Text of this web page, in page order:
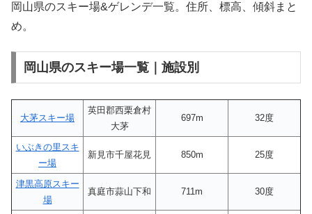
岡山県のスキー場&ゲレンデ一覧。住所、標高、傾斜まと
め。
岡山県のスキー場一覧｜施設別
大茅スキー場
英田郡西栗倉村
大茅
697m 32度
いぶきの里スキ
ー場
新見市千屋花見 850m 25度
津黒高原スキー
場
真庭市蒜山下和 711m 30度